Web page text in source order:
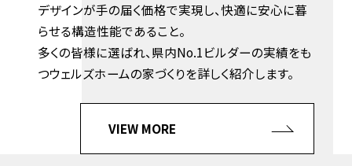
デザインが手の届く価格で実現し、快適に安心に暮
らせる構造性能であること。
多くの皆様に選ばれ、県内No.1ビルダーの実績をも
つウェルズホームの家づくりを詳しく紹介します。
VIEW MORE